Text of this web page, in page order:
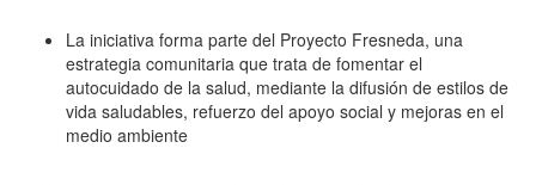
La iniciativa forma parte del Proyecto Fresneda, una
estrategia comunitaria que trata de fomentar el
autocuidado de la salud, mediante la difusión de estilos de
vida saludables, refuerzo del apoyo social y mejoras en el
medio ambiente